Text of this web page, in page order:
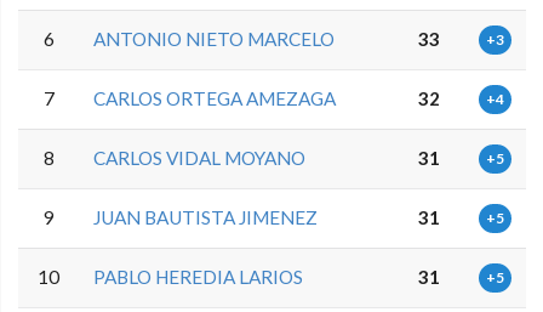
6 ANTONIO NIETO MARCELO 33 +3
7 CARLOS ORTEGA AMEZAGA 32 +4
8 CARLOS VIDAL MOYANO 31 +5
9 JUAN BAUTISTA JIMENEZ 31 +5
10 PABLO HEREDIA LARIOS 31 +5